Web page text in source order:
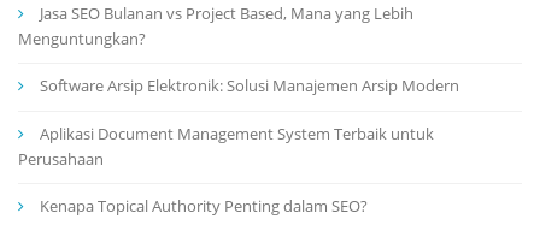
Jasa SEO Bulanan vs Project Based, Mana yang Lebih
Menguntungkan?
Software Arsip Elektronik: Solusi Manajemen Arsip Modern
Aplikasi Document Management System Terbaik untuk
Perusahaan
Kenapa Topical Authority Penting dalam SEO?